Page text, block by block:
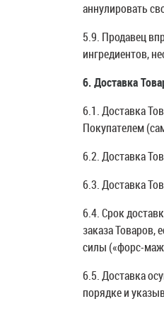
аннулировать
5.9. Продавец
ингредиентов,
6. Доставка
6.1. Доставка
Покупателем
6.2. Доставка
6.3. Доставка
6.4. Срок
заказа Товаров,
силы («форс-
6.5. Доставка
порядке и